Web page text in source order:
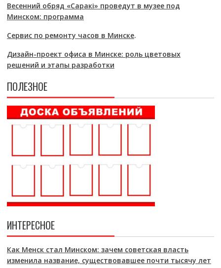
Весенний обряд «Саракі» проведут в музее под
Минском: программа
Сервис по ремонту часов в Минске.
Дизайн-проект офиса в Минске: роль цветовых
решений и этапы разработки
ПОЛЕЗНОЕ
ИНТЕРЕСНОЕ
Как Менск стал Минском: зачем советская власть
изменила название, существовавшее почти тысячу лет